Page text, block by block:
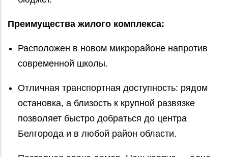
Преимущества жилого комплекса:
Расположен в новом микрорайоне напротив
современной школы.
Отличная транспортная доступность: рядом
остановка, а близость к крупной развязке
позволяет быстро добраться до центра
Белгорода и в любой район области.